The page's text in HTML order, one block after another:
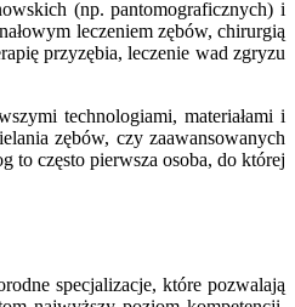
(np. pantomograficznych) i
leczeniem zębów, chirurgią
przyzębia, leczenie wad zgryzu
technologiami, materiałami i
zębów, czy zaawansowanych
to często pierwsza osoba, do której
specjalizacje, które pozwalają